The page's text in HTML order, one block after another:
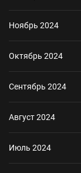
Ноябрь 2024
Октябрь 2024
Сентябрь 2024
Август 2024
Июль 2024